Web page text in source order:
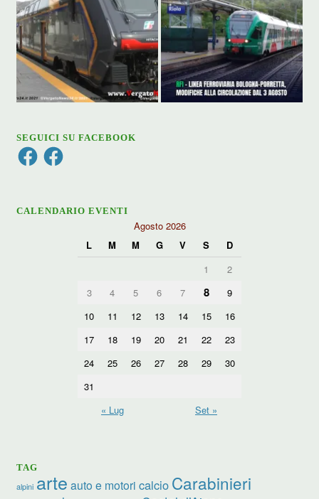
SEGUICI SU FACEBOOK
FacebookFacebook
CALENDARIO EVENTI
Agosto 2026
L
M M G V S
D
1
2
3
4 5 6 7 8
9
10
11 12 13 14 15
16
17
18 19 20 21 22
23
24
25 26 27 28 29
30
31
« Lug
Set »
TAG
alpini arte auto e motori calcio Carabinieri